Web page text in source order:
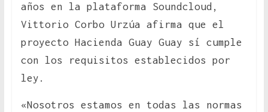
años en la plataforma Soundcloud,
Vittorio Corbo Urzúa afirma que el
proyecto Hacienda Guay Guay sí cumple
con los requisitos establecidos por
ley.
«Nosotros estamos en todas las normas